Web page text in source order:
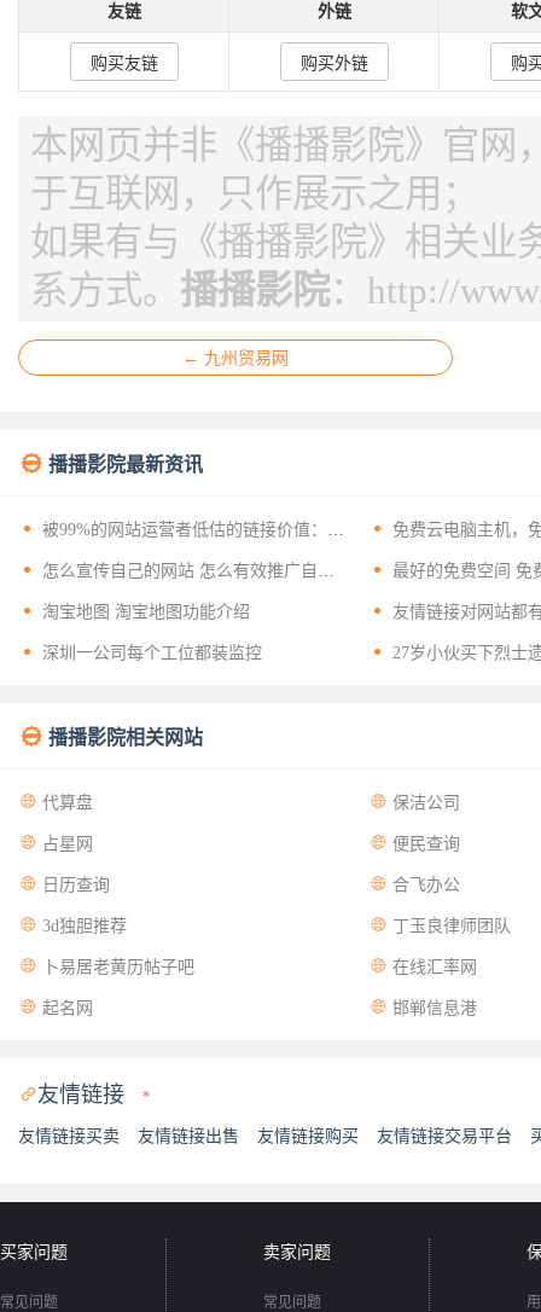
友链 外链 软
购买友链 购买外链 购
本网页并非《播播影院》官网
于互联网，只作展示之用；
如果有与《播播影院》相关业
系方式。 播播影院： http://
← 九州贸易网
 播播影院最新资讯
 被99%的网站运营者低估的链接价值：揭
开友情链接背后的十二层战略意义
 免费云电脑主机，
 怎么宣传自己的网站 怎么有效推广自己
的网站？
 最好的免费空间 免
 淘宝地图 淘宝地图功能介绍  友情链接对网站都
 深圳一公司每个工位都装监控  27岁小伙买下烈士
 播播影院相关网站
 代算盘  保洁公司
 占星网  便民查询
 日历查询  合飞办公
 3d独胆推荐  丁玉良律师团队
 卜易居老黄历帖子吧  在线汇率网
 起名网  邯郸信息港
友情链接 *
友情链接买卖 友情链接出售 友情链接购买 友情链接交易平台
买家问题
常见问题
卖家问题
常见问题